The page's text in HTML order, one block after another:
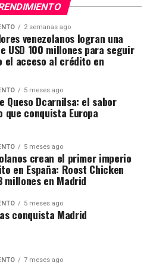
2 semanas ago
venezolanos logran una
USD 100 millones para seguir
el acceso al crédito en
5 meses ago
Queso Dcarnilsa: el sabor
que conquista Europa
5 meses ago
crean el primer imperio
en España: Roost Chicken
en Madrid
5 meses ago
conquista Madrid
7 meses ago